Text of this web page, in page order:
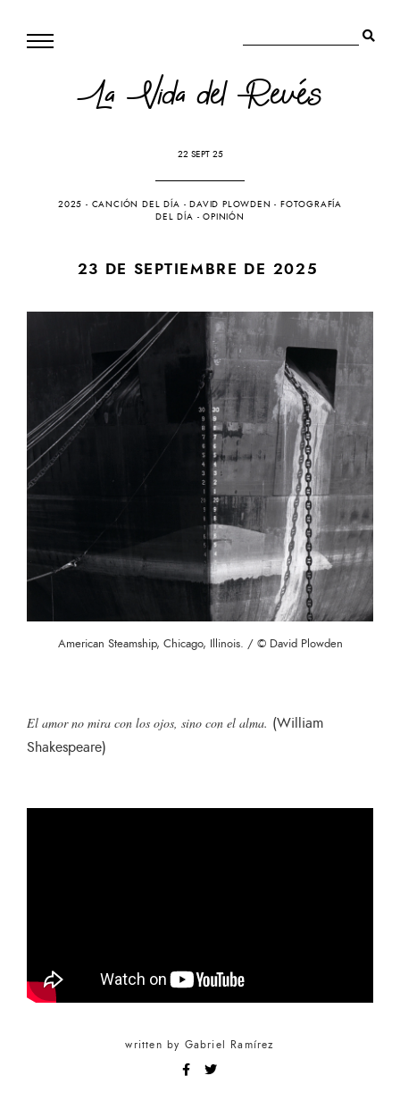
La Vida del Revés
22 SEPT 25
2025 - CANCIÓN DEL DÍA -DAVID PLOWDEN - FOTOGRAFÍA
DEL DÍA -OPINIÓN
23 DE SEPTIEMBRE DE 2025
American Steamship, Chicago, Illinois. / © David Plowden
El amor no mira con los ojos, sino con el alma. (William
Shakespeare)
written by Gabriel Ramírez